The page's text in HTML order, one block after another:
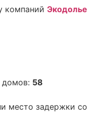
компаний Экодолье
домов: 58
место задержки со